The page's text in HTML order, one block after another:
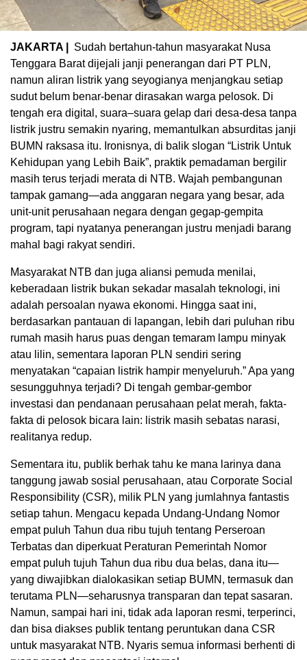
JAKARTA | Sudah bertahun-tahun masyarakat Nusa
Tenggara Barat dijejali janji penerangan dari PT PLN,
namun aliran listrik yang seyogianya menjangkau setiap
sudut belum benar-benar dirasakan warga pelosok. Di
tengah era digital, suara–suara gelap dari desa-desa tanpa
listrik justru semakin nyaring, memantulkan absurditas janji
BUMN raksasa itu. Ironisnya, di balik slogan “Listrik Untuk
Kehidupan yang Lebih Baik”, praktik pemadaman bergilir
masih terus terjadi merata di NTB. Wajah pembangunan
tampak gamang—ada anggaran negara yang besar, ada
unit-unit perusahaan negara dengan gegap-gempita
program, tapi nyatanya penerangan justru menjadi barang
mahal bagi rakyat sendiri.
Masyarakat NTB dan juga aliansi pemuda menilai,
keberadaan listrik bukan sekadar masalah teknologi, ini
adalah persoalan nyawa ekonomi. Hingga saat ini,
berdasarkan pantauan di lapangan, lebih dari puluhan ribu
rumah masih harus puas dengan temaram lampu minyak
atau lilin, sementara laporan PLN sendiri sering
menyatakan “capaian listrik hampir menyeluruh.” Apa yang
sesungguhnya terjadi? Di tengah gembar-gembor
investasi dan pendanaan perusahaan pelat merah, fakta-
fakta di pelosok bicara lain: listrik masih sebatas narasi,
realitanya redup.
Sementara itu, publik berhak tahu ke mana larinya dana
tanggung jawab sosial perusahaan, atau Corporate Social
Responsibility (CSR), milik PLN yang jumlahnya fantastis
setiap tahun. Mengacu kepada Undang-Undang Nomor
empat puluh Tahun dua ribu tujuh tentang Perseroan
Terbatas dan diperkuat Peraturan Pemerintah Nomor
empat puluh tujuh Tahun dua ribu dua belas, dana itu—
yang diwajibkan dialokasikan setiap BUMN, termasuk dan
terutama PLN—seharusnya transparan dan tepat sasaran.
Namun, sampai hari ini, tidak ada laporan resmi, terperinci,
dan bisa diakses publik tentang peruntukan dana CSR
untuk masyarakat NTB. Nyaris semua informasi berhenti di